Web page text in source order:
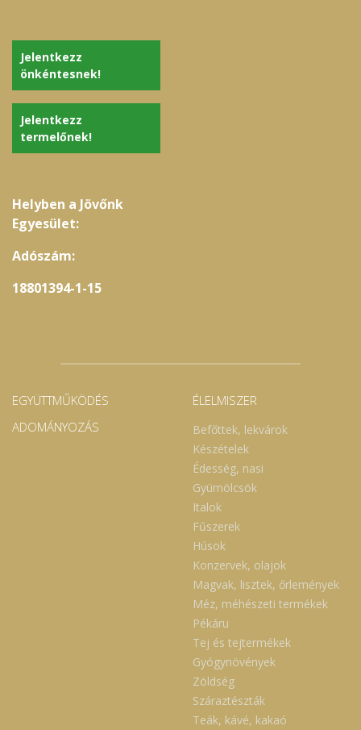
Jelentkezz
önkéntesnek!
Jelentkezz
termelőnek!
Helyben a Jövőnk
Egyesület:
Adószám:
18801394-1-15
EGYÜTTMŰKÖDÉS
ADOMÁNYOZÁS
ÉLELMISZER
Befőttek, lekvárok
Készételek
Édesség, nasi
Gyümölcsök
Italok
Fűszerek
Húsok
Konzervek, olajok
Magvak, lisztek, őrlemények
Méz, méhészeti termékek
Pékáru
Tej és tejtermékek
Gyógynövények
Zöldség
Száraztészták
Teák, kávé, kakaó